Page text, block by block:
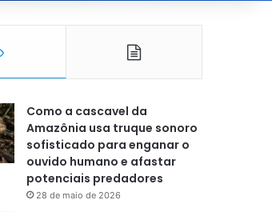
Como a cascavel da
Amazônia usa truque sonoro
sofisticado para enganar o
ouvido humano e afastar
potenciais predadores
28 de maio de 2026